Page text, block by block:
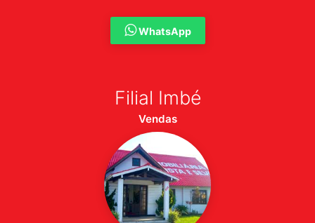
WhatsApp
Filial Imbé
Vendas